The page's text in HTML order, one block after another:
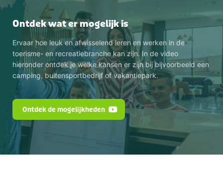
Ontdek wat er mogelijk is
Ervaar hoe leuk en afwisselend leren en werken in de
toerisme- en recreatiebranche kan zijn. In de video
hieronder ontdek je welke kansen er zijn bij bijvoorbeeld een
camping, buitensportbedrijf of vakantiepark.
Ontdek de mogelijkheden